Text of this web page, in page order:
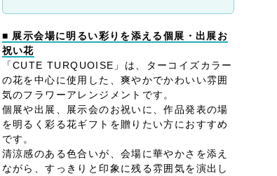
■ 展示会場に明るい彩りを添える個展・出展お
祝い花
「CUTE TURQUOISE」は、ターコイズカラー
の花を中心に使用した、爽やかでかわいい雰囲
気のフラワーアレンジメントです。
個展や出展、展示会のお祝いに、作品発表の場
を明るく彩る花ギフトを贈りたい方におすすめ
です。
清涼感のある色合いが、会場に華やかさを添え
ながら、すっきりと印象に残る雰囲気を演出し